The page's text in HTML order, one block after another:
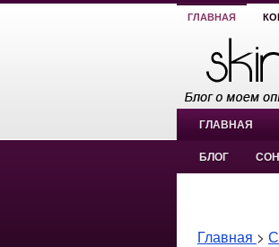
ГЛАВНАЯ
ГЛАВНАЯ
БЛОГ
Главная >